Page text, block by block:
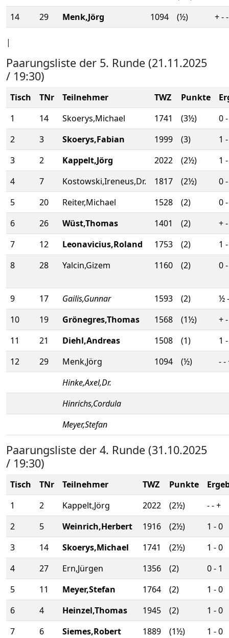
14
29 Menk,Jörg 1094 (½) + - -
|
Paarungsliste der 5. Runde (21.11.2025
/ 19:30)
Tisch TNr Teilnehmer TWZ Punkte
1
14 Skoerys,Michael 1741 (3½)
0
2
3 Skoerys,Fabian 1999 (3)
1
3
2 Kappelt,Jörg 2022 (2½)
1
4
7 Kostowski,Ireneus,Dr. 1817 (2½)
0
5
20 Reiter,Michael 1528 (2)
0
6
26 Wüst,Thomas 1401 (2)
+
7
12 Leonavicius,Roland 1753 (2)
1
8
28 Yalcin,Gizem 1160 (2) 0
9 17 Gailis,Gunnar 1593 (2)
½
10
19 Grönegres,Thomas 1568 (1½)
+
11
21 Diehl,Andreas 1508 (1)
1
12
29 Menk,Jörg 1094 (½)
- -
Hinke,Axel,Dr.
Hinrichs,Cordula
Meyer,Stefan
Paarungsliste der 4. Runde (31.10.2025
/ 19:30)
Tisch TNr Teilnehmer TWZ Punkte
1
2 Kappelt,Jörg 2022 (2½)
- - +
2
5 Weinrich,Herbert 1916 (2½)
1 - 0
3
14 Skoerys,Michael 1741 (2½)
1 - 0
4
27 Ern,Jürgen 1356 (2)
0 - 1
5
11 Meyer,Stefan 1764 (2)
1 - 0
6
4 Heinzel,Thomas 1945 (2)
1 - 0
7
6 Siemes,Robert 1889 (1½)
1 - 0